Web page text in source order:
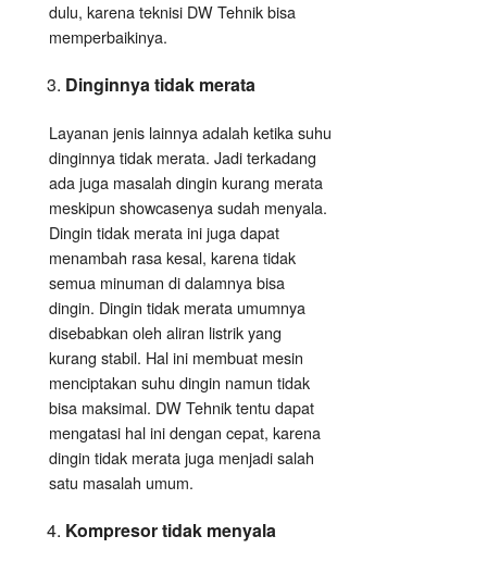
dulu, karena teknisi DW Tehnik bisa
memperbaikinya.
Dinginnya tidak merata
Layanan jenis lainnya adalah ketika suhu
dinginnya tidak merata. Jadi terkadang
ada juga masalah dingin kurang merata
meskipun showcasenya sudah menyala.
Dingin tidak merata ini juga dapat
menambah rasa kesal, karena tidak
semua minuman di dalamnya bisa
dingin. Dingin tidak merata umumnya
disebabkan oleh aliran listrik yang
kurang stabil. Hal ini membuat mesin
menciptakan suhu dingin namun tidak
bisa maksimal. DW Tehnik tentu dapat
mengatasi hal ini dengan cepat, karena
dingin tidak merata juga menjadi salah
satu masalah umum.
Kompresor tidak menyala